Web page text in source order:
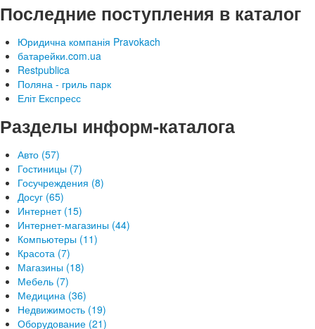
Последние поступления в каталог
Юридична компанія Pravokach
батарейки.com.ua
Restpublica
Поляна - гриль парк
Еліт Експресс
Разделы информ-каталога
Авто (57)
Гостиницы (7)
Госучреждения (8)
Досуг (65)
Интернет (15)
Интернет-магазины (44)
Компьютеры (11)
Красота (7)
Магазины (18)
Мебель (7)
Медицина (36)
Недвижимость (19)
Оборудование (21)